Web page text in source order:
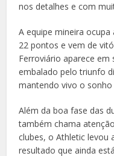
nos detalhes e com
A equipe mineira
22 pontos e vem de
Ferroviário aparece
embalado pelo triunfo
mantendo vivo o
Além da boa fase das
também chama
clubes, o Athletic levou
resultado que ainda